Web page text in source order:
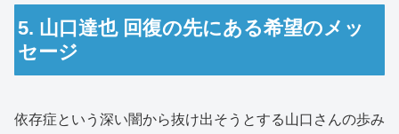
5. 山口達也 回復の先にある希望のメッ
セージ
依存症という深い闇から抜け出そうとする山口さんの歩み